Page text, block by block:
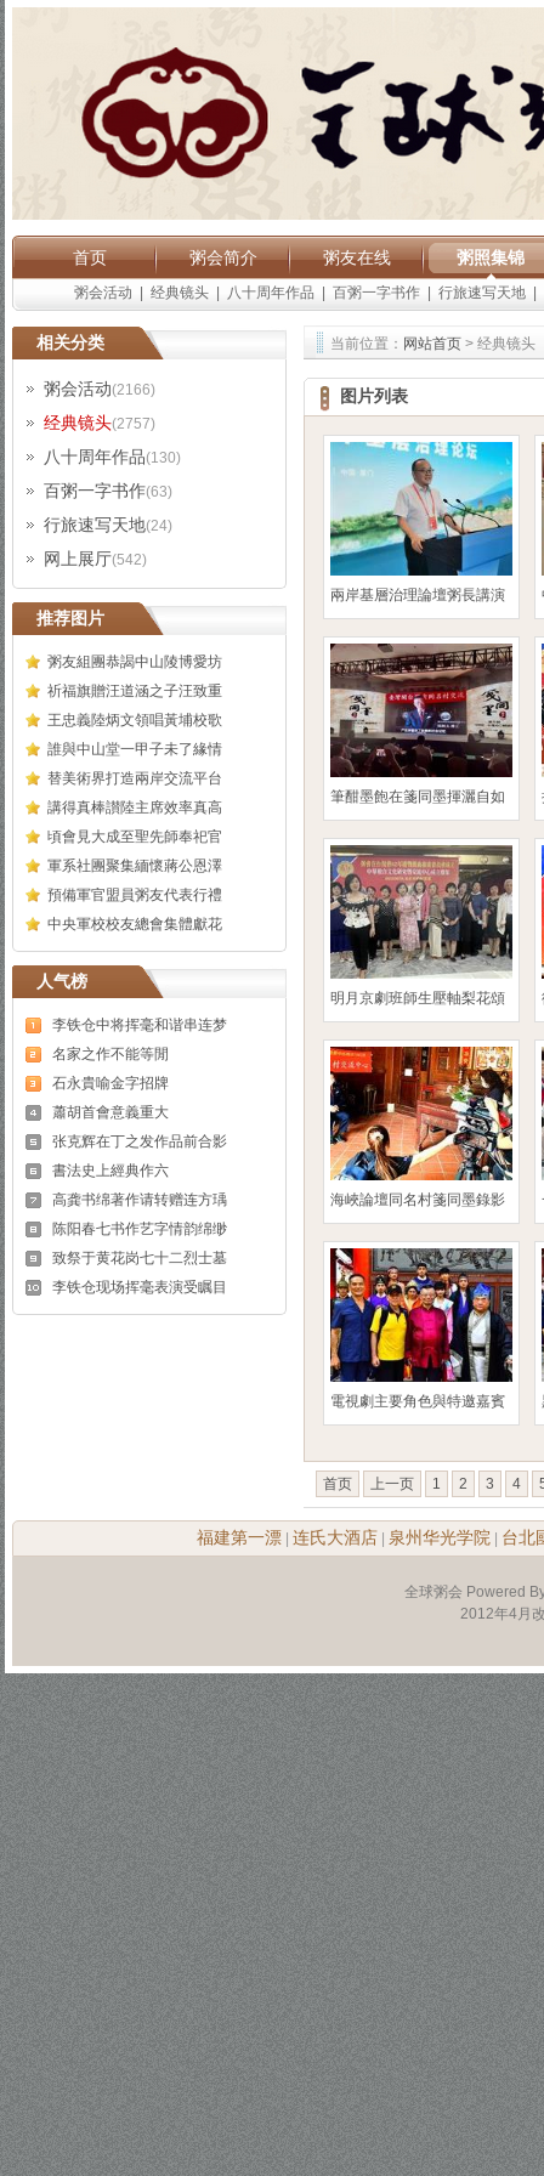
首页 粥会简介 粥友在线 粥照集锦
粥会活动 经典镜头 八十周年作品 百粥一字书作 行旅速写天地
相关分类
粥会活动(2166)
经典镜头(2757)
八十周年作品(130)
百粥一字书作(63)
行旅速写天地(24)
网上展厅(542)
推荐图片
粥友組團恭謁中山陵博愛坊
祈福旗贈汪道涵之子汪致重
王忠義陸炳文領唱黃埔校歌
誰與中山堂一甲子未了緣情
替美術界打造兩岸交流平台
講得真棒讃陸主席效率真高
頃會見大成至聖先師奉祀官
軍系社團聚集緬懷蔣公恩澤
預備軍官盟員粥友代表行禮
中央軍校校友總會集體獻花
人气榜
李铁仓中将挥毫和谐串连梦
名家之作不能等閒
石永貴喻金字招牌
蕭胡首會意義重大
张克辉在丁之发作品前合影
書法史上經典作六
高龚书绵著作请转赠连方瑀
陈阳春七书作艺字情韵绵缈
致祭于黄花岗七十二烈士墓
李铁仓现场挥毫表演受瞩目
当前位置： 网站首页 > 经典镜头
图片列表
兩岸基層治理論壇粥長講演
筆酣墨飽在箋同墨揮灑自如
明月京劇班師生壓軸梨花頌
海峽論壇同名村箋同墨錄影
電視劇主要角色與特邀嘉賓
首页 上一页 1 2 3 4
福建第一漂 连氏大酒店 泉州华光学院 台北
全球粥会 Powered
2012年4月